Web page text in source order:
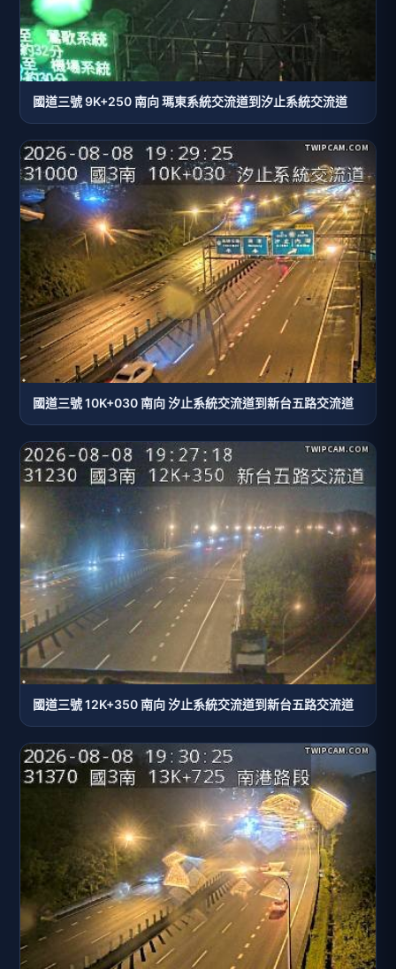
國道三號 9K+250 南向 瑪東系統交流道到汐止系統交流道
國道三號 10K+030 南向 汐止系統交流道到新台五路交流道
國道三號 12K+350 南向 汐止系統交流道到新台五路交流道